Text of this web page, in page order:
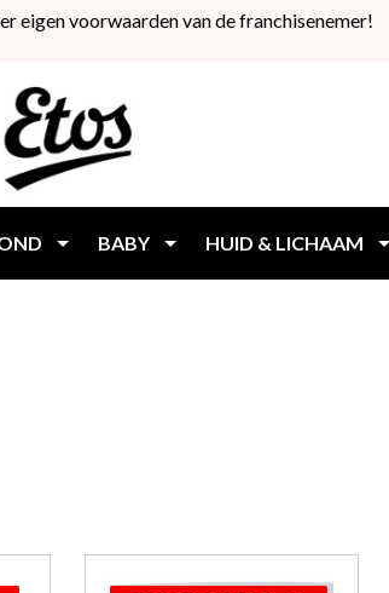
eigen voorwaarden van de franchisenemer!
BABY HUID & LICHAAM